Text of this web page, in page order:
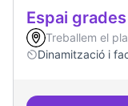
Espai
Treballem el
Dinamització i